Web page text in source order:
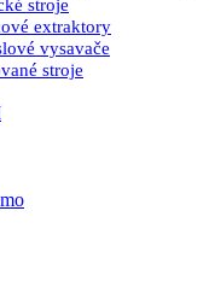
stroje
extraktory
vysavače
stroje